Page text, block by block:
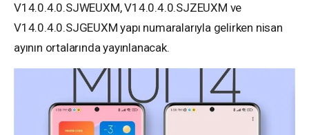
V14.0.4.0.SJWEUXM, V14.0.4.0.SJZEUXM ve
V14.0.4.0.SJGEUXM yapı numaralarıyla gelirken nisan
ayının ortalarında yayınlanacak.